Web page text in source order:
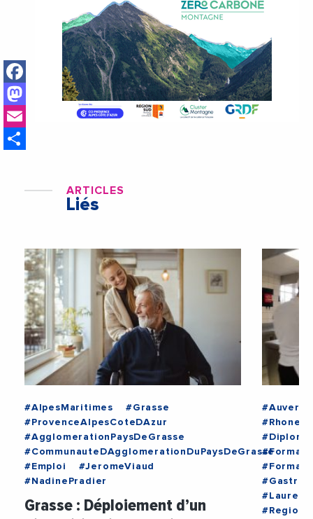
Facebook
Mastodon
Email
ARTICLES
Liés
#AlpesMaritimes
#Grasse
#ProvenceAlpesCoteDAzur
#AgglomerationPaysDeGrasse
#CommunauteDAgglomerationDuPaysDeGrasse
#Emploi
#JeromeViaud
#NadinePradier
Grasse : Déploiement d’un
#Rhone
#Diplome